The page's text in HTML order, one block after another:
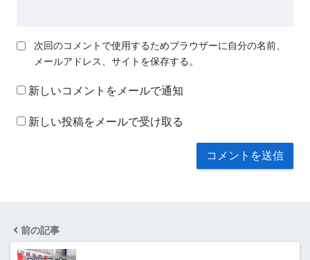
次回のコメントで使用するためブラウザーに自分の名前、
メールアドレス、サイトを保存する。
新しいコメントをメールで通知
新しい投稿をメールで受け取る
前の記事